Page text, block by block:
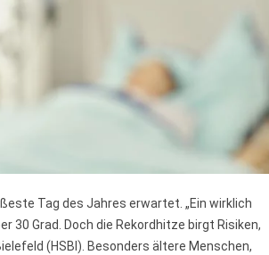
Tag des Jahres erwartet. „Ein wirklich
30 Grad. Doch die Rekordhitze birgt Risiken,
(HSBI). Besonders ältere Menschen,